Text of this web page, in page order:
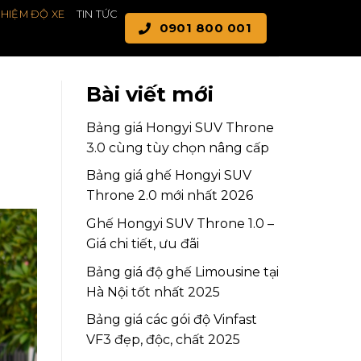
ĐỘ XE TIN TỨC
0901 800 001
Bài viết mới
Bảng giá Hongyi SUV Throne
3.0 cùng tùy chọn nâng cấp
Bảng giá ghế Hongyi SUV
Throne 2.0 mới nhất 2026
Ghế Hongyi SUV Throne 1.0 –
Giá chi tiết, ưu đãi
Bảng giá độ ghế Limousine tại
Hà Nội tốt nhất 2025
Bảng giá các gói độ Vinfast
VF3 đẹp, độc, chất 2025